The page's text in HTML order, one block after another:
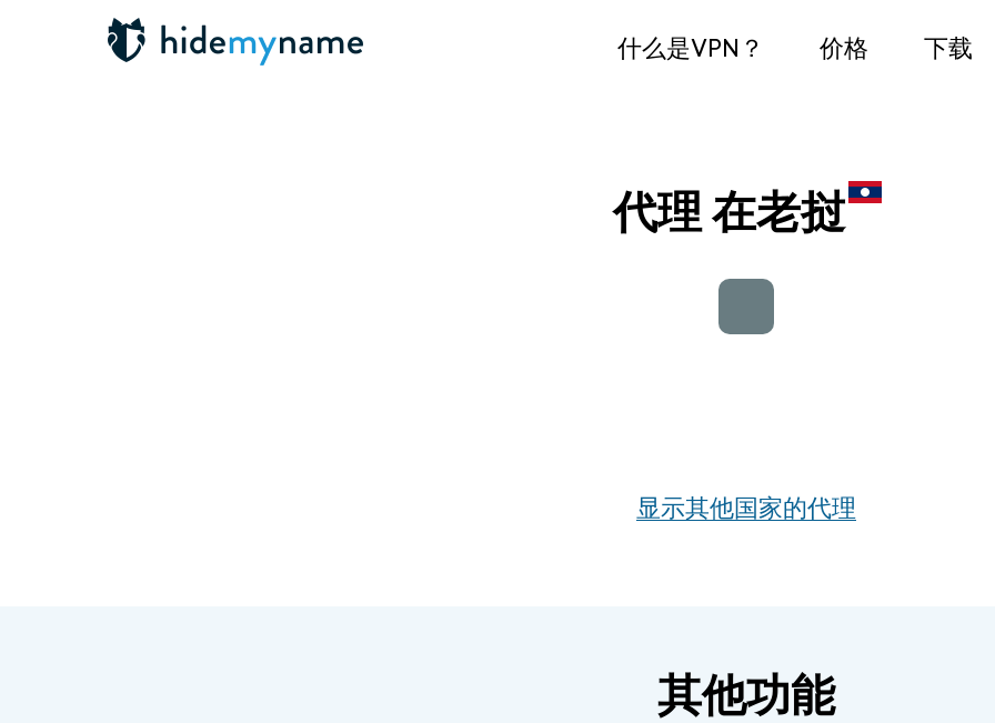
什么是VPN？ 价格 下载
代理 在老挝
显示其他国家的代理
其他功能